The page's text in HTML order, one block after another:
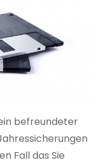
befreundeter
Fall das Sie